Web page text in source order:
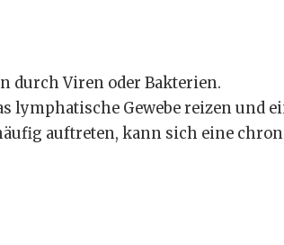
durch Viren oder Bakterien.
lymphatische Gewebe reizen und
auftreten, kann sich eine